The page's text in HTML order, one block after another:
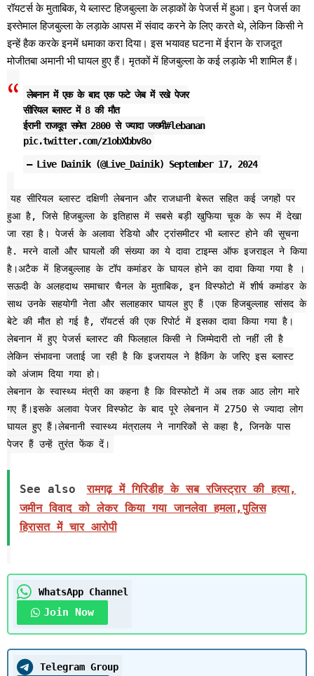
रॉयटर्स के मुताबिक, ये ब्लास्ट हिजबुल्ला के लड़ाकों के पेजर्स में हुआ। इन पेजर्स का
इस्तेमाल हिजबुल्ला के लड़ाके आपस में संवाद करने के लिए करते थे, लेकिन किसी ने
इन्हें हैक करके इनमें धमाका करा दिया। इस भयावह घटना में ईरान के राजदूत
मोजीतबा अमानी भी घायल हुए हैं। मृतकों में हिजबुल्ला के कई लड़ाके भी शामिल हैं।
लेबनान में एक के बाद एक फटे जेब में रखे पेजर
सीरियल ब्लास्ट में 8 की मौत
ईरानी राजदूत समेत 2800 से ज्यादा जख्मी#lebanan
pic.twitter.com/z1obXbbv8o
— Live Dainik (@Live_Dainik) September 17, 2024
यह सीरियल ब्लास्ट दक्षिणी लेबनान और राजधानी बेरूत सहित कई जगहों पर
हुआ है, जिसे हिजबुल्ला के इतिहास में सबसे बड़ी खुफिया चूक के रूप में देखा
जा रहा है। पेजर्स के अलावा रेडियो और ट्रांसमीटर भी ब्लास्ट होने की सूचना
है. मरने वालों और घायलों की संख्या का ये दावा टाइम्स ऑफ इजराइल ने किया
है।अटैक में हिजबुल्लाह के टॉप कमांडर के घायल होने का दावा किया गया है ।
सऊदी के अलहदाथ समाचार चैनल के मुताबिक, इन विस्फोटो में शीर्ष कमांडर के
साथ उनके सहयोगी नेता और सलाहकार घायल हुए हैं ।एक हिजबुल्लाह सांसद के
बेटे की मौत हो गई है, रॉयटर्स की एक रिपोर्ट में इसका दावा किया गया है।
लेबनान में हुए पेजर्स ब्लास्ट की फिलहाल किसी ने जिम्मेदारी तो नहीं ली है
लेकिन संभावना जताई जा रही है कि इजरायल ने हैकिंग के जरिए इस ब्लास्ट
को अंजाम दिया गया हो।
लेबनान के स्वास्थ्य मंत्री का कहना है कि विस्फोटों में अब तक आठ लोग मारे
गए हैं।इसके अलावा पेजर विस्फोट के बाद पूरे लेबनान में 2750 से ज्यादा लोग
घायल हुए हैं।लेबनानी स्वास्थ्य मंत्रालय ने नागरिकों से कहा है, जिनके पास
पेजर हैं उन्हें तुरंत फेंक दें।
See also
रामगढ़ में गिरिडीह के सब रजिस्ट्रार की हत्या,
जमीन विवाद को लेकर किया गया जानलेवा हमला,पुलिस
हिरासत में चार आरोपी
WhatsApp Channel
Join Now
Telegram Group